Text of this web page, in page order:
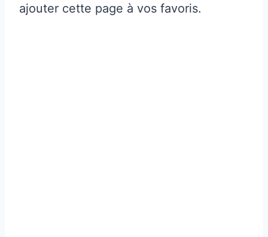
ajouter cette page à vos favoris.